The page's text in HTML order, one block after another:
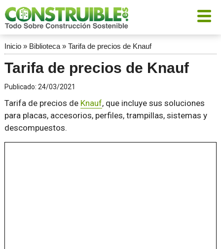
Inicio» Biblioteca» Tarifa de precios de Knauf
Tarifa de precios de Knauf
Publicado: 24/03/2021
Tarifa de precios de Knauf, que incluye sus soluciones
para placas, accesorios, perfiles, trampillas, sistemas y
descompuestos.